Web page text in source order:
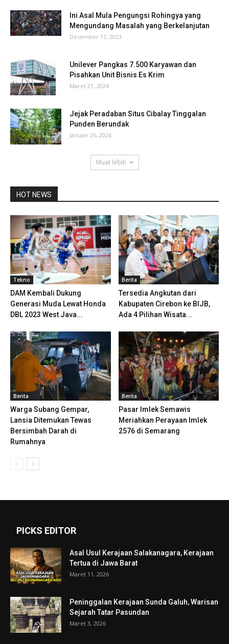
Ini Asal Mula Pengungsi Rohingya yang
Mengundang Masalah yang Berkelanjutan
Desember 11, 2023
Unilever Pangkas 7.500 Karyawan dan
Pisahkan Unit Bisnis Es Krim
Maret 21, 2024
Jejak Peradaban Situs Cibalay Tinggalan
Punden Berundak
Januari 26, 2026
Muat lebih
HOT NEWS
Tekno
DAM Kembali Dukung
Generasi Muda Lewat Honda
DBL 2023 West Java...
Berita
Tersedia Angkutan dari
Kabupaten Cirebon ke BIJB,
Ada 4 Pilihan Wisata...
Berita
Warga Subang Gempar,
Lansia Ditemukan Tewas
Bersimbah Darah di
Rumahnya
Berita
Pasar Imlek Semawis
Meriahkan Perayaan Imlek
2576 di Semarang
PICKS EDITOR
Asal Usul Kerajaan Salakanagara, Kerajaan
Tertua di Jawa Barat
Maret 11, 2026
Peninggalan Kerajaan Sunda Galuh, Warisan
Sejarah Tatar Pasundan
Maret 3, 2026